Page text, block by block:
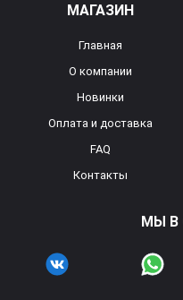
МАГАЗИН
Главная
О компании
Новинки
Оплата и доставка
FAQ
Контакты
МЫ В